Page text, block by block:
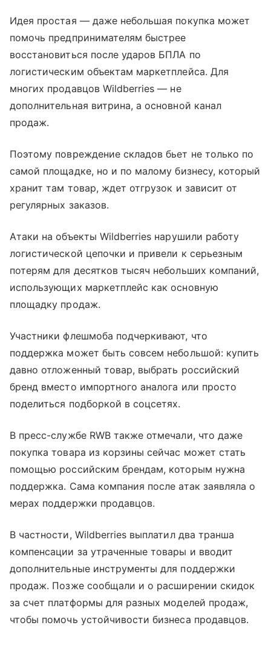
Идея простая — даже небольшая покупка может
помочь предпринимателям быстрее
восстановиться после ударов БПЛА по
логистическим объектам маркетплейса. Для
многих продавцов Wildberries — не
дополнительная витрина, а основной канал
продаж.
Поэтому повреждение складов бьет не только по
самой площадке, но и по малому бизнесу, который
хранит там товар, ждет отгрузок и зависит от
регулярных заказов.
Атаки на объекты Wildberries нарушили работу
логистической цепочки и привели к серьезным
потерям для десятков тысяч небольших компаний,
использующих маркетплейс как основную
площадку продаж.
Участники флешмоба подчеркивают, что
поддержка может быть совсем небольшой: купить
давно отложенный товар, выбрать российский
бренд вместо импортного аналога или просто
поделиться подборкой в соцсетях.
В пресс-службе RWB также отмечали, что даже
покупка товара из корзины сейчас может стать
помощью российским брендам, которым нужна
поддержка. Сама компания после атак заявляла о
мерах поддержки продавцов.
В частности, Wildberries выплатил два транша
компенсации за утраченные товары и вводит
дополнительные инструменты для поддержки
продаж. Позже сообщали и о расширении скидок
за счет платформы для разных моделей продаж,
чтобы помочь устойчивости бизнеса продавцов.